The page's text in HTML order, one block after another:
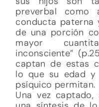
preverbal
conducta paterna
de una porción
mayor
inconsciente”
captan de estas
lo que su edad y
psíquico permitan.
Una vez captado,